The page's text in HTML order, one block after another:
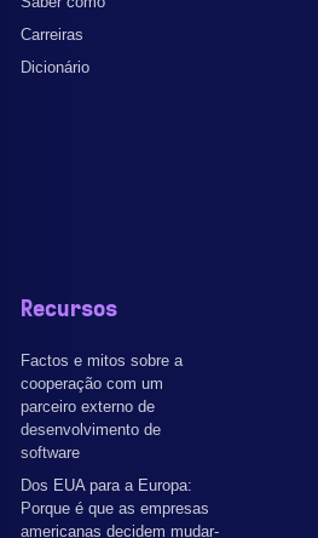
Carreiras
Dicionário
Recursos
Factos e mitos sobre a
cooperação com um
parceiro externo de
desenvolvimento de
software
Dos EUA para a Europa:
Porque é que as empresas
americanas decidem mudar-